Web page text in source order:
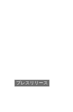
プレスリリース